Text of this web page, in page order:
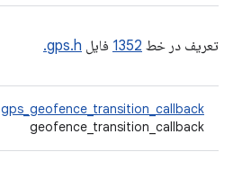
تعریف در خط 1352 فایل gps.h.
gps_geofence_transition_callback
geofence_transition_callback